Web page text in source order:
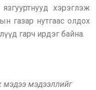
хэрэглэж
газар нутгаас олдох
гарч ирдэг байна.
мэдээ мэдээллийг